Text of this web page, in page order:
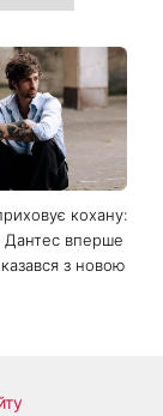
кохану:
вперше
з новою